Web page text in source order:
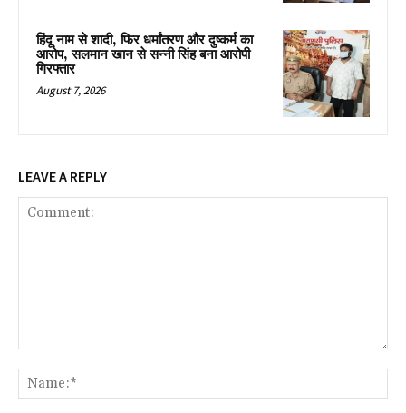
हिंदू नाम से शादी, फिर धर्मांतरण और दुष्कर्म का
आरोप, सलमान खान से सन्नी सिंह बना आरोपी
गिरफ्तार
August 7, 2026
LEAVE A REPLY